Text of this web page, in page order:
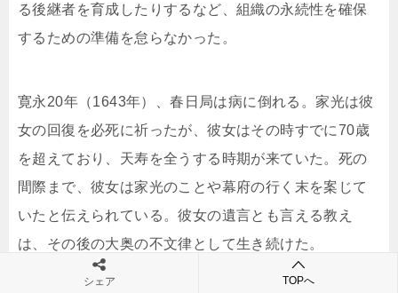
る後継者を育成したりするなど、組織の永続性を確保
するための準備を怠らなかった。
寛永20年（1643年）、春日局は病に倒れる。家光は彼
女の回復を必死に祈ったが、彼女はその時すでに70歳
を超えており、天寿を全うする時期が来ていた。死の
間際まで、彼女は家光のことや幕府の行く末を案じて
いたと伝えられている。彼女の遺言とも言える教え
は、その後の大奥の不文律として生き続けた。
シェア TOPへ